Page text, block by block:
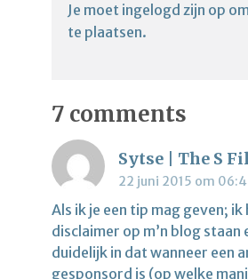
Je moet ingelogd zijn op
te plaatsen.
7 comments
Sytse | The S
22 juni 2015 om
Als ik je een tip mag geven; ik
disclaimer op m’n blog staan
duidelijk in dat wanneer een
gesponsord is (op welke